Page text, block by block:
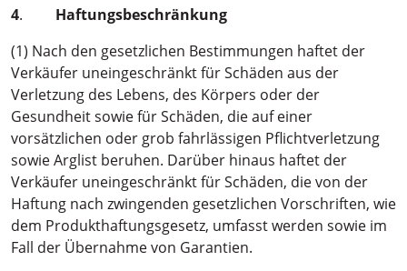
4. Haftungsbeschränkung
(1) Nach den gesetzlichen Bestimmungen haftet der
Verkäufer uneingeschränkt für Schäden aus der
Verletzung des Lebens, des Körpers oder der
Gesundheit sowie für Schäden, die auf einer
vorsätzlichen oder grob fahrlässigen Pflichtverletzung
sowie Arglist beruhen. Darüber hinaus haftet der
Verkäufer uneingeschränkt für Schäden, die von der
Haftung nach zwingenden gesetzlichen Vorschriften, wie
dem Produkthaftungsgesetz, umfasst werden sowie im
Fall der Übernahme von Garantien.